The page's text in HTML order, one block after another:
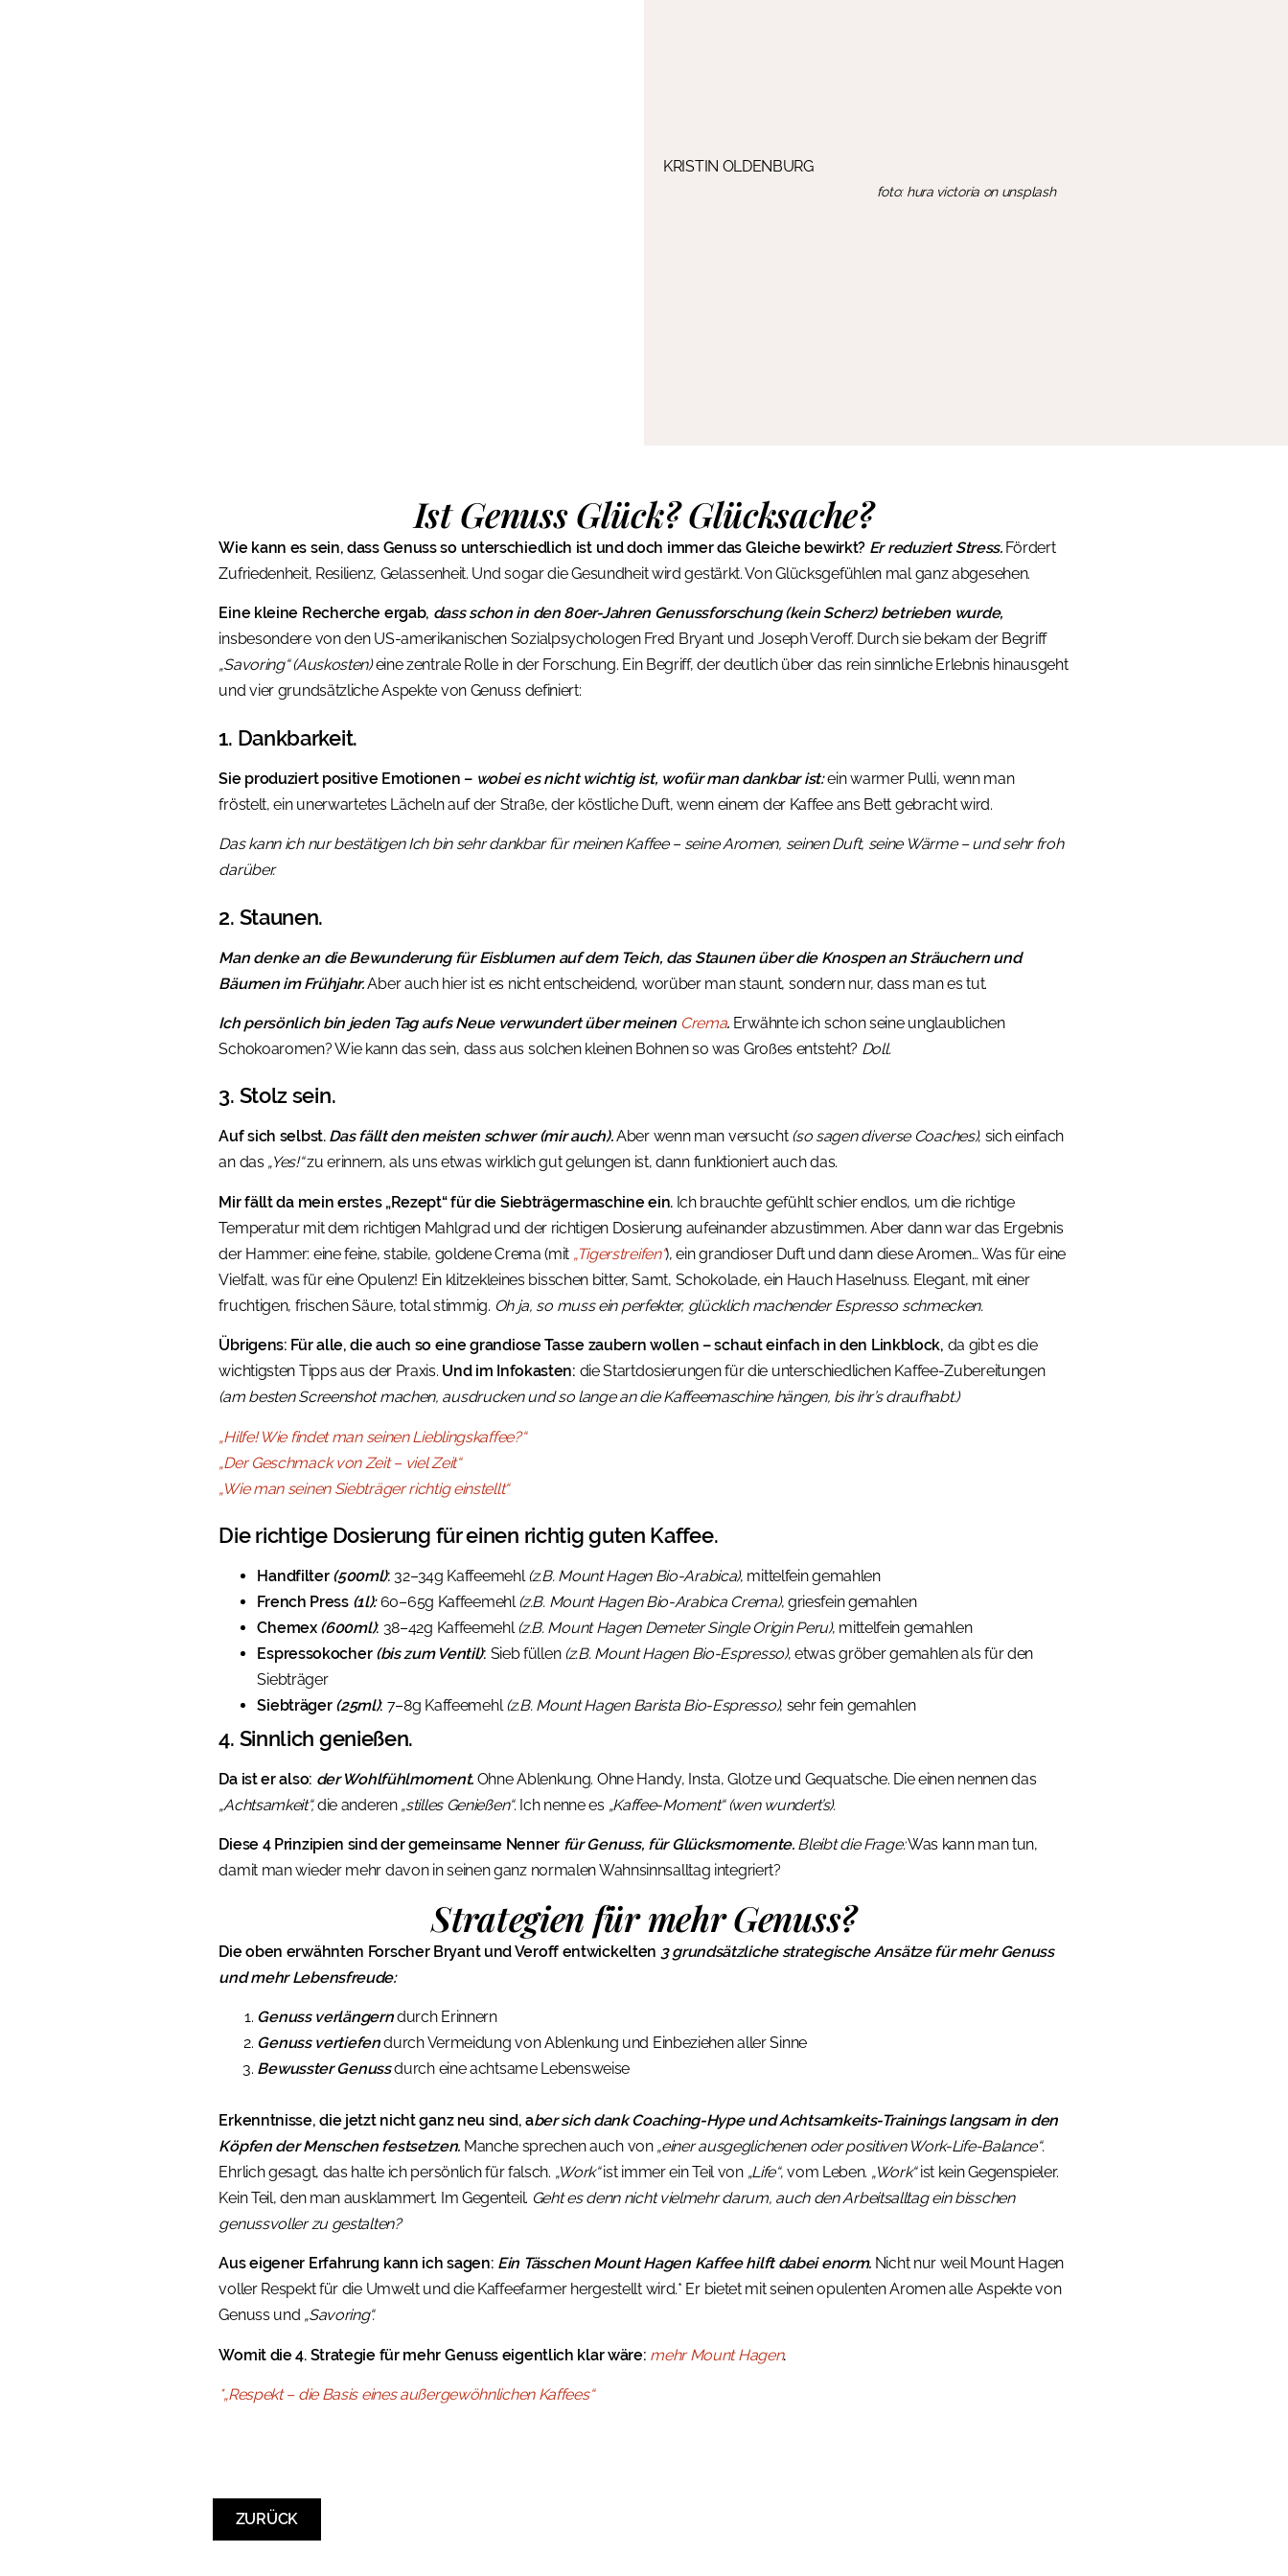
KRISTIN OLDENBURG
foto: hura victoria on unsplash
Ist Genuss Glück? Glücksache?
Wie kann es sein, dass Genuss so unterschiedlich ist und doch immer das Gleiche bewirkt? Er reduziert Stress.Fördert
Zufriedenheit, Resilienz, Gelassenheit. Und sogar die Gesundheit wird gestärkt. Von Glücksgefühlen mal ganz abgesehen.
Eine kleine Recherche ergab, dass schon in den 80er-Jahren Genussforschung (kein Scherz) betrieben wurde,
insbesondere von den US-amerikanischen Sozialpsychologen Fred Bryant und Joseph Veroff. Durch sie bekam der Begriff
„Savoring“ (Auskosten)eine zentrale Rolle in der Forschung. Ein Begriff, der deutlich über das rein sinnliche Erlebnis hinausgeht
und vier grundsätzliche Aspekte von Genuss definiert:
1. Dankbarkeit.
Sie produziert positive Emotionen – wobei es nicht wichtig ist, wofür man dankbar ist:ein warmer Pulli, wenn man
fröstelt, ein unerwartetes Lächeln auf der Straße, der köstliche Duft, wenn einem der Kaffee ans Bett gebracht wird.
Das kann ich nur bestätigen Ich bin sehr dankbar für meinen Kaffee – seine Aromen, seinen Duft, seine Wärme – und sehr froh
darüber.
2. Staunen.
Man denke an die Bewunderung für Eisblumen auf dem Teich, das Staunen über die Knospen an Sträuchern und
Bäumen im Frühjahr.Aber auch hier ist es nicht entscheidend, worüber man staunt, sondern nur, dass man es tut.
Ich persönlich bin jeden Tag aufs Neue verwundert über meinen Crema. Erwähnte ich schon seine unglaublichen
Schokoaromen? Wie kann das sein, dass aus solchen kleinen Bohnen so was Großes entsteht? Doll.
3. Stolz sein.
Auf sich selbst. Das fällt den meisten schwer (mir auch).Aber wenn man versucht (so sagen diverse Coaches), sich einfach
an das „Yes!“zu erinnern, als uns etwas wirklich gut gelungen ist, dann funktioniert auch das.
Mir fällt da mein erstes „Rezept“ für die Siebträgermaschine ein.Ich brauchte gefühlt schier endlos, um die richtige
Temperatur mit dem richtigen Mahlgrad und der richtigen Dosierung aufeinander abzustimmen. Aber dann war das Ergebnis
der Hammer: eine feine, stabile, goldene Crema (mit „Tigerstreifen“), ein grandioser Duft und dann diese Aromen… Was für eine
Vielfalt, was für eine Opulenz! Ein klitzekleines bisschen bitter, Samt, Schokolade, ein Hauch Haselnuss. Elegant, mit einer
fruchtigen, frischen Säure, total stimmig. Oh ja, so muss ein perfekter, glücklich machender Espresso schmecken.
Übrigens: Für alle, die auch so eine grandiose Tasse zaubern wollen – schaut einfach in den Linkblock, da gibt es die
wichtigsten Tipps aus der Praxis. Und im Infokasten: die Startdosierungen für die unterschiedlichen Kaffee-Zubereitungen
(am besten Screenshot machen, ausdrucken und so lange an die Kaffeemaschine hängen, bis ihr’s draufhabt.)
„Hilfe! Wie findet man seinen Lieblingskaffee?“
„Der Geschmack von Zeit – viel Zeit“
„Wie man seinen Siebträger richtig einstellt“
Die richtige Dosierung für einen richtig guten Kaffee.
Handfilter (500ml): 32–34g Kaffeemehl(z.B. Mount Hagen Bio-Arabica), mittelfein gemahlen
French Press (1l): 60–65g Kaffeemehl(z.B. Mount Hagen Bio-Arabica Crema), griesfein gemahlen
Chemex (600ml): 38–42g Kaffeemehl(z.B. Mount Hagen Demeter Single Origin Peru), mittelfein gemahlen
Espressokocher (bis zum Ventil): Sieb füllen (z.B. Mount Hagen Bio-Espresso), etwas gröber gemahlen als für den
Siebträger
Siebträger (25ml): 7–8g Kaffeemehl(z.B. Mount Hagen Barista Bio-Espresso), sehr fein gemahlen
4. Sinnlich genießen.
Da ist er also: der Wohlfühlmoment.Ohne Ablenkung. Ohne Handy, Insta, Glotze und Gequatsche. Die einen nennen das
„Achtsamkeit“,die anderen „stilles Genießen“. Ich nenne es „Kaffee-Moment“ (wen wundert’s).
Diese 4 Prinzipien sind der gemeinsame Nenner für Genuss, für Glücksmomente. Bleibt die Frage:Was kann man tun,
damit man wieder mehr davon in seinen ganz normalen Wahnsinnsalltag integriert?
Strategien für mehr Genuss?
Die oben erwähnten Forscher Bryant und Veroff entwickelten 3 grundsätzliche strategische Ansätze für mehr Genuss
und mehr Lebensfreude:
Genuss verlängerndurch Erinnern
Genuss vertiefendurch Vermeidung von Ablenkung und Einbeziehen aller Sinne
Bewusster Genussdurch eine achtsame Lebensweise
Erkenntnisse, die jetzt nicht ganz neu sind, aber sich dank Coaching-Hype und Achtsamkeits-Trainings langsam in den
Köpfen der Menschen festsetzen. Manche sprechen auch von „einer ausgeglichenen oder positiven Work-Life-Balance“.
Ehrlich gesagt, das halte ich persönlich für falsch. „Work“ist immer ein Teil von „Life“, vom Leben. „Work“ist kein Gegenspieler.
Kein Teil, den man ausklammert. Im Gegenteil. Geht es denn nicht vielmehr darum, auch den Arbeitsalltag ein bisschen
genussvoller zu gestalten?
Aus eigener Erfahrung kann ich sagen: Ein Tässchen Mount Hagen Kaffee hilft dabei enorm. Nicht nur weil Mount Hagen
voller Respekt für die Umwelt und die Kaffeefarmer hergestellt wird.* Er bietet mit seinen opulenten Aromen alle Aspekte von
Genuss und „Savoring“.
Womit die 4. Strategie für mehr Genuss eigentlich klar wäre: mehr Mount Hagen.
*„Respekt – die Basis eines außergewöhnlichen Kaffees“
ZURÜCK